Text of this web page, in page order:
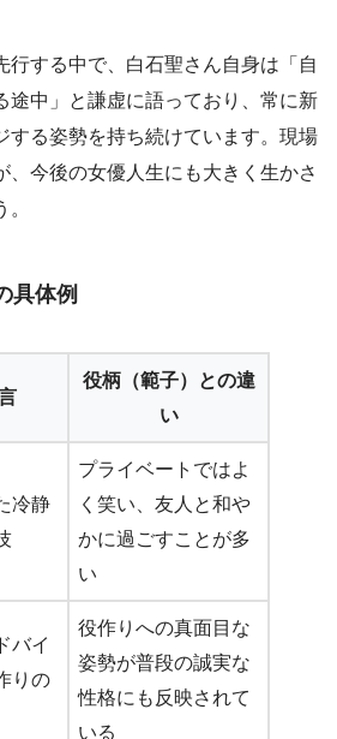
行する中で、白石聖さん自身は「自
途中」と謙虚に語っており、常に新
する姿勢を持ち続けています。現場
、今後の女優人生にも大きく生かさ
具体例
役柄（範子）との違
い
冷静
プライベートではよ
く笑い、友人と和や
かに過ごすことが多
い
バイ
りの
役作りへの真面目な
姿勢が普段の誠実な
性格にも反映されて
いる